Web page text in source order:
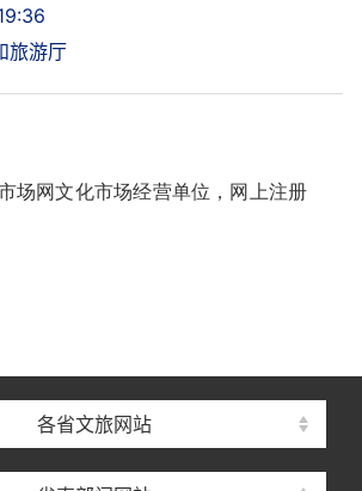
旅游厅
场网文化市场经营单位，网上注册
各省文旅网站